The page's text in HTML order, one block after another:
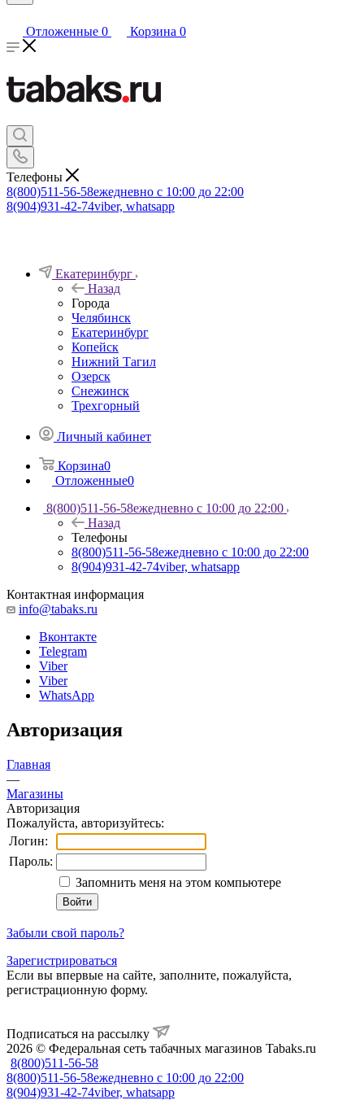
Отложенные 0 Корзина 0
Телефоны
8(800)511-56-58ежедневно с 10:00 до 22:00
8(904)931-42-74viber, whatsapp
Екатеринбург
Назад
Города
Челябинск
Екатеринбург
Копейск
Нижний Тагил
Озерск
Снежинск
Трехгорный
Личный кабинет
Корзина0
Отложенные0
8(800)511-56-58ежедневно с 10:00 до 22:00
Назад
Телефоны
8(800)511-56-58ежедневно с 10:00 до 22:00
8(904)931-42-74viber, whatsapp
Контактная информация
info@tabaks.ru
Вконтакте
Telegram
Viber
Viber
WhatsApp
Авторизация
Главная
—
Магазины
Авторизация
Пожалуйста, авторизуйтесь:
Логин:
Пароль:
Запомнить меня на этом компьютере
Забыли свой пароль?
Зарегистрироваться
Если вы впервые на сайте, заполните, пожалуйста,
регистрационную форму.
Подписаться на рассылку
2026 © Федеральная сеть табачных магазинов Tabaks.ru
8(800)511-56-58
8(800)511-56-58ежедневно с 10:00 до 22:00
8(904)931-42-74viber, whatsapp